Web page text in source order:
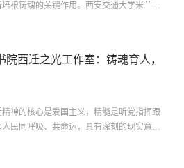
根铸魂的关键作用。西安交通大学米兰理
学科交叉为特色、以国际交流为纽带、以
体系。通过“文化+”平台的深入建设，探
合...
院西迁之光工作室：铸魂育人，
神的核心是爱国主义，精髓是听党指挥跟
民同呼吸、共命运，具有深刻的现实意义